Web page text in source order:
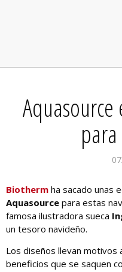
Biotherm ha sacado unas
Aquasource para estas
famosa ilustradora sueca
un tesoro navideño.
Los diseños llevan motivos
beneficios que se saquen